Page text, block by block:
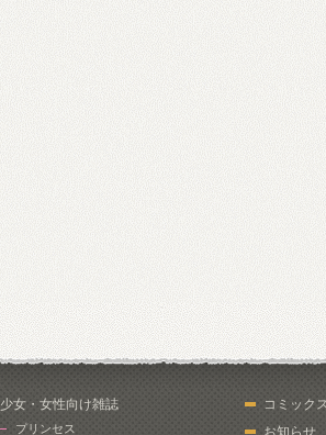
少女・女性向け雑誌
プリンセス
コミック
お知らせ